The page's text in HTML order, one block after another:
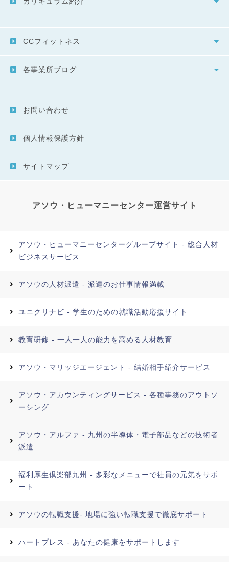
CCフィットネス
各事業所ブログ
お問い合わせ
個人情報保護方針
サイトマップ
アソウ・ヒューマニーセンター運営サイト
アソウ・ヒューマニーセンターグループサイト - 総合人材
ビジネスサービス
アソウの人材派遣 - 派遣のお仕事情報満載
ユニクリナビ - 学生のための就職活動応援サイト
教育研修 - 一人一人の能力を高める人材教育
アソウ・マリッジエージェント - 結婚相手紹介サービス
アソウ・アカウンティングサービス - 各種事務のアウトソ
ーシング
アソウ・アルファ - 九州の半導体・電子部品などの技術者
派遣
福利厚生倶楽部九州 - 多彩なメニューで社員の元気をサポ
ート
アソウの転職支援- 地場に強い転職支援で徹底サポート
ハートプレス - あなたの健康をサポートします